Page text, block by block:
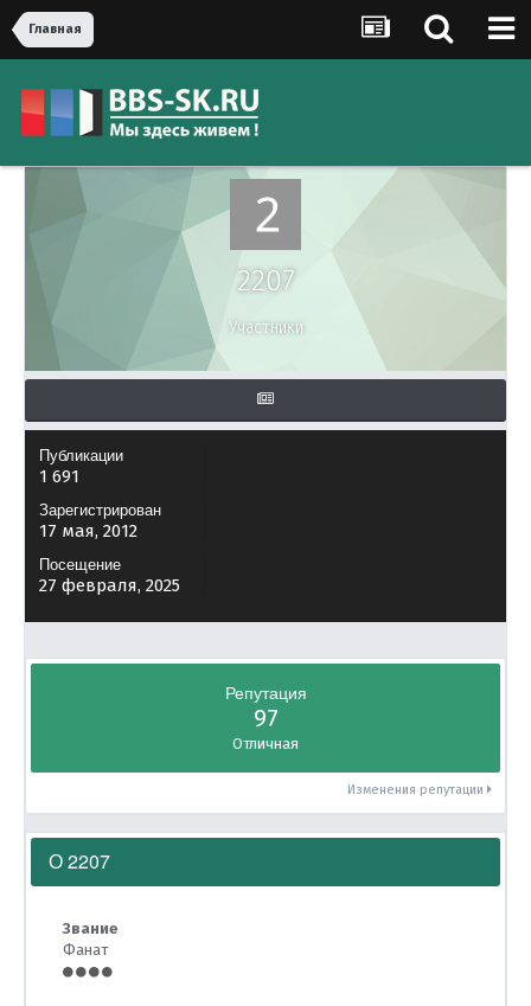
Главная
2207
Участники
Публикации
1 691
Зарегистрирован
17 мая, 2012
Посещение
27 февраля, 2025
Репутация
97
Отличная
Изменения репутации
О 2207
Звание
Фанат